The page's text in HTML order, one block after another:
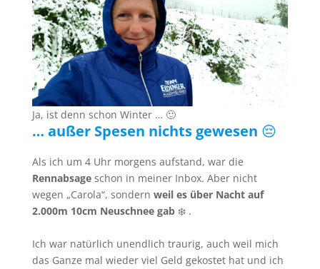
Ja, ist denn schon Winter … 🙂
… außer Spesen nichts gewesen 😔
Als ich um 4 Uhr morgens aufstand, war die
Rennabsageschon in meiner Inbox. Aber nicht
wegen „Carola“, sondern weil es über Nacht auf
2.000m 10cm Neuschnee gab ❄️ .
Ich war natürlich unendlich traurig, auch weil mich
das Ganze mal wieder viel Geld gekostet hat und ich